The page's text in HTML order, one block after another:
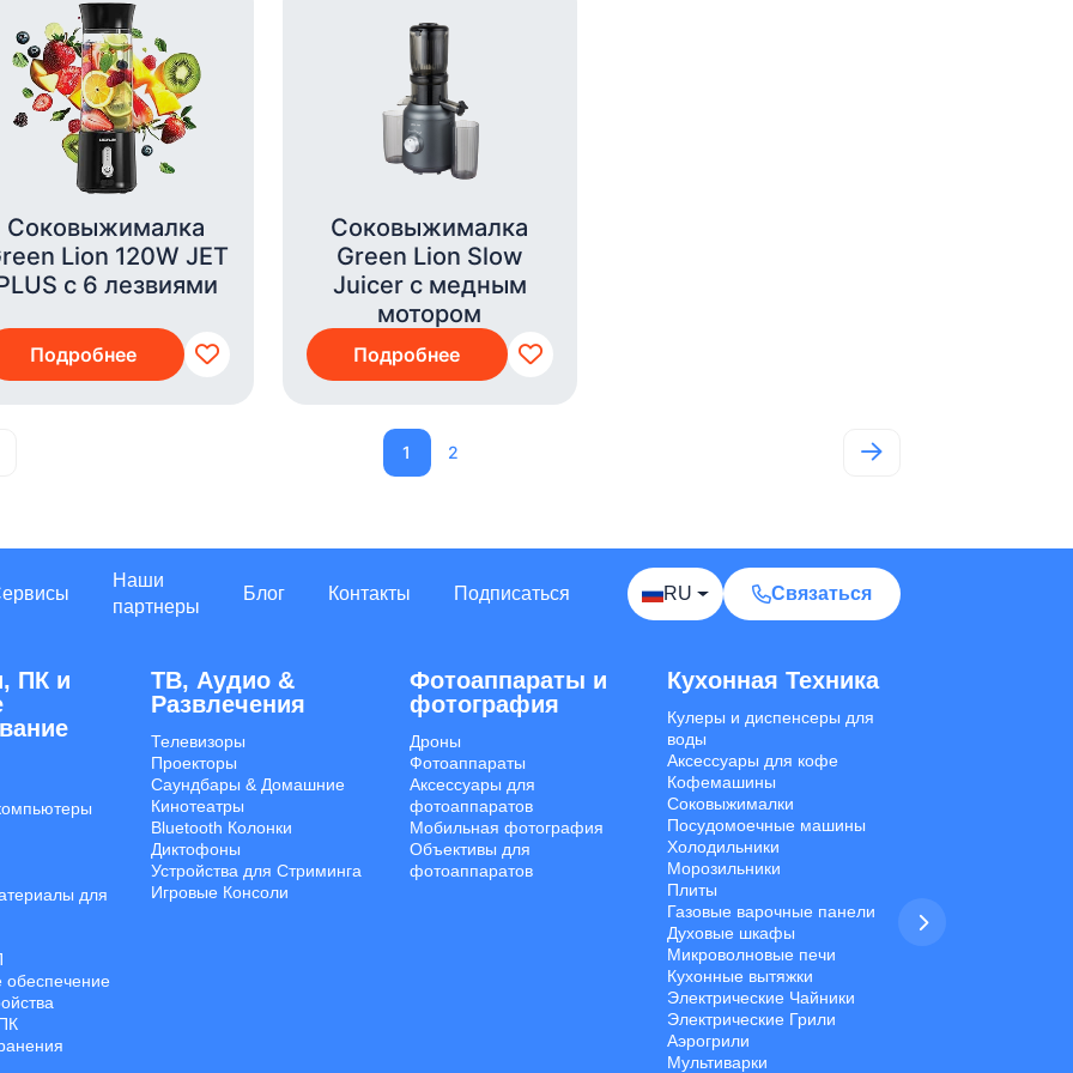
Соковыжималка
Lion 120W JET
с 6 лезвиями
Подробнее
Соковыжималка
Green Lion Slow
Juicer с медным
мотором
Подробнее
1 2
Наши
партнеры
Блог Контакты Подписаться RU Связаться
ПК и
для
ТВ, Аудио &
Развлечения
Телевизоры
Проекторы
Саундбары & Домашние
Кинотеатры
Bluetooth Колонки
Диктофоны
Устройства для Стриминга
Игровые Консоли
Фотоаппараты и
фотография
Дроны
Фотоаппараты
Аксессуары для
фотоаппаратов
Мобильная фотография
Объективы для
фотоаппаратов
Кухонная Техника
Кулеры и диспенсеры для
воды
Аксессуары для кофе
Кофемашины
Соковыжималки
Посудомоечные машины
Холодильники
Морозильники
Плиты
Газовые варочные панели
Духовые шкафы
Микроволновые печи
Кухонные вытяжки
Электрические Чайники
Электрические Грили
Аэрогрили
Мультиварки
Calal Electronics
International electronics wholesale
Away — leave a message
EN RU AZ TR
Phones TVs
Appliances
I'd like your wholesale price list.
Do you ship to my country? I'd like to check
delivery options.
What is your minimum order quantity (MOQ)